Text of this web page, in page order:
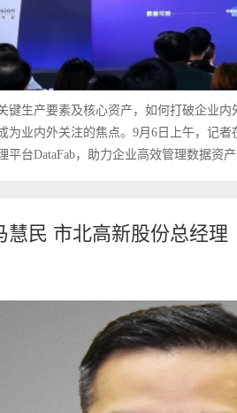
键生产要素及核心资产，如何打破企业
为业内外关注的焦点。9月6日上午，记
平台DataFab，助力企业高效管理数据资
慧民 市北高新股份总经